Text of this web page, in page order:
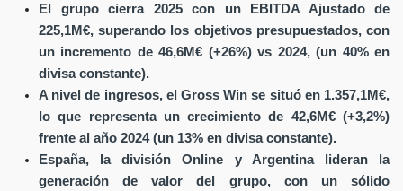
El grupo cierra 2025 con un EBITDA Ajustado de
225,1M€, superando los objetivos presupuestados, con
un incremento de 46,6M€ (+26%) vs 2024, (un 40% en
divisa constante).
A nivel de ingresos, el Gross Win se situó en 1.357,1M€,
lo que representa un crecimiento de 42,6M€ (+3,2%)
frente al año 2024 (un 13% en divisa constante).
España, la división Online y Argentina lideran la
generación de valor del grupo, con un sólido